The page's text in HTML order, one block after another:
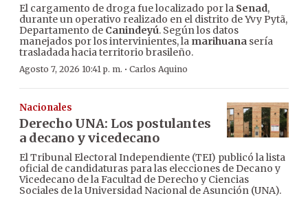
El cargamento de droga fue localizado por la Senad,
durante un operativo realizado en el distrito de Yvy Pytã,
Departamento de Canindeyú. Según los datos
manejados por los intervinientes, la marihuana sería
trasladada hacia territorio brasileño.
Agosto 7, 2026 10:41 p. m. · Carlos Aquino
Nacionales
Derecho UNA: Los postulantes
a decano y vicedecano
El Tribunal Electoral Independiente (TEI) publicó la lista
oficial de candidaturas para las elecciones de Decano y
Vicedecano de la Facultad de Derecho y Ciencias
Sociales de la Universidad Nacional de Asunción (UNA).